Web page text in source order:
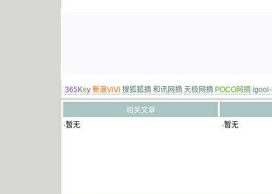
365Key 新浪ViVi 搜狐狐摘 和讯网摘 天极网摘 POCO网摘
相关文章
·暂无
·暂无